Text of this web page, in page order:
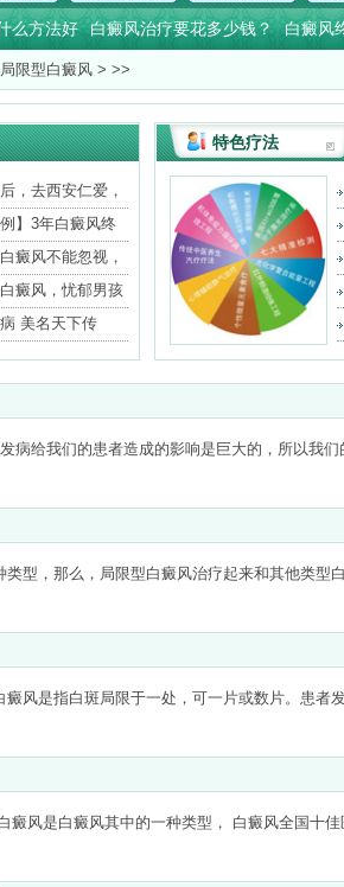
么方法好 白癜风治疗要花多少钱？ 白癜风
局限型白癜风 > >>
，去西安仁爱，
例】3年白癜风终
癜风不能忽视，
癜风，忧郁男孩
美名天下传
特色疗法
病给我们的患者造成的影响是巨大的，所以我
型，那么，局限型白癜风治疗起来和其他类型
风是指白斑局限于一处，可一片或数片。患者
癜风是白癜风其中的一种类型， 白癜风全国十